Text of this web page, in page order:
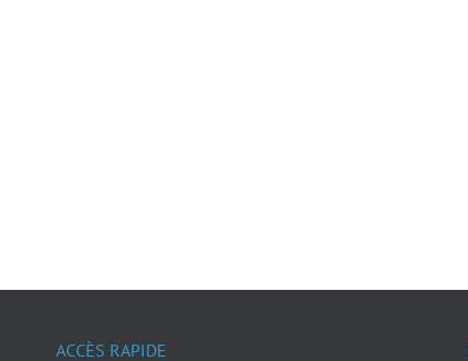
ACCÈS RAPIDE